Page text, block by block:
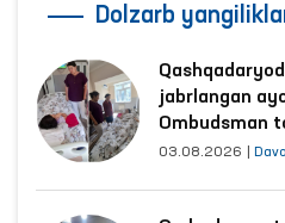
Dolzarb
jabrlangan
Ombudsman
03.08.2026